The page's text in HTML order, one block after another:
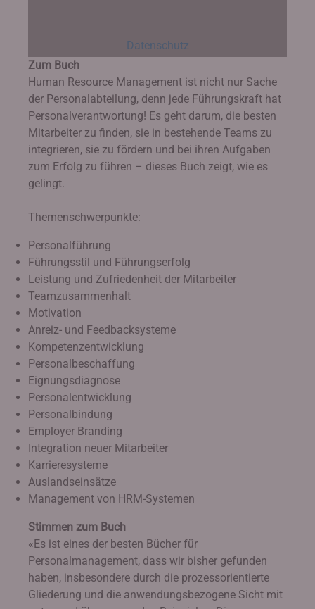
Datenschutz
Zum Buch
Human Resource Management ist nicht nur Sache
der Personalabteilung, denn jede Führungskraft hat
Personalverantwortung! Es geht darum, die besten
Mitarbeiter zu finden, sie in bestehende Teams zu
integrieren, sie zu fördern und bei ihren Aufgaben
zum Erfolg zu führen – dieses Buch zeigt, wie es
gelingt.
Themenschwerpunkte:
Personalführung
Führungsstil und Führungserfolg
Leistung und Zufriedenheit der Mitarbeiter
Teamzusammenhalt
Motivation
Anreiz- und Feedbacksysteme
Kompetenzentwicklung
Personalbeschaffung
Eignungsdiagnose
Personalentwicklung
Personalbindung
Employer Branding
Integration neuer Mitarbeiter
Karrieresysteme
Auslandseinsätze
Management von HRM-Systemen
Stimmen zum Buch
«Es ist eines der besten Bücher für
Personalmanagement, dass wir bisher gefunden
haben, insbesondere durch die prozessorientierte
Gliederung und die anwendungsbezogene Sicht mit